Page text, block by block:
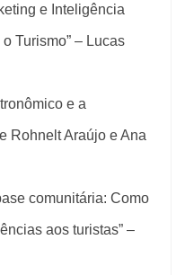
e Inteligência
Turismo” – Lucas
e a
Rohnelt Araújo e Ana
comunitária: Como
aos turistas” –